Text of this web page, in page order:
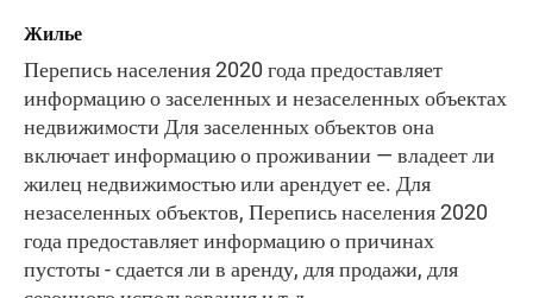
Жилье
Перепись населения 2020 года предоставляет
информацию о заселенных и незаселенных объектах
недвижимости Для заселенных объектов она
включает информацию о проживании — владеет ли
жилец недвижимостью или арендует ее. Для
незаселенных объектов, Перепись населения 2020
года предоставляет информацию о причинах
пустоты - сдается ли в аренду, для продажи, для